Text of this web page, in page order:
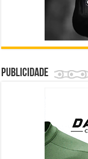
Publicidade